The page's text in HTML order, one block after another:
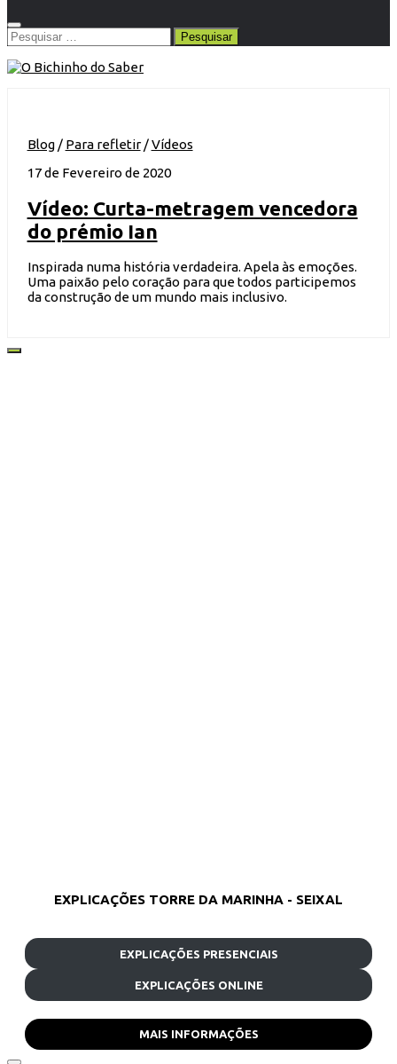
Pesquisar
por:
Blog/ Para refletir/Vídeos
17 de Fevereiro de 2020
Vídeo: Curta-metragem vencedora
do prémio Ian
Inspirada numa história verdadeira. Apela às emoções.
Uma paixão pelo coração para que todos participemos
da construção de um mundo mais inclusivo.
EXPLICAÇÕES TORRE DA MARINHA - SEIXAL
EXPLICAÇÕES PRESENCIAIS
EXPLICAÇÕES ONLINE
MAIS INFORMAÇÕES